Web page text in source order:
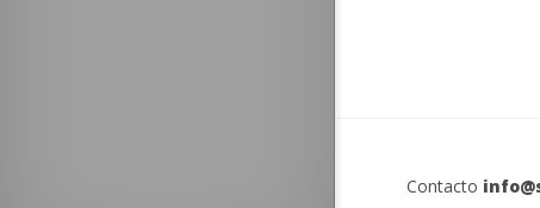
Contacto